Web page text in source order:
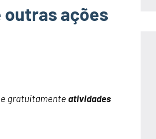
ações
gratuitamente atividades